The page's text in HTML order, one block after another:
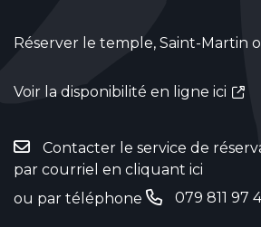
Réserver le temple, Saint-Martin
Voir la disponibilité en ligne ici
Contacter le service de
par courriel en cliquant ici
ou par téléphone
079 811 97